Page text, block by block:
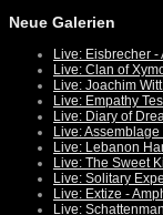
Neue Galerien
Live: Eisbrecher
Live: Clan of
Live: Joachim
Live: Empathy
Live: Diary of
Live:
Live: Lebanon
Live: The Sweet
Live: Solitary
Live: Extize -
Live: